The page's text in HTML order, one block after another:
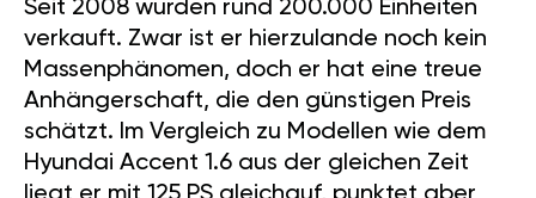
Seit 2008 wurden rund 200.000 Einheiten
verkauft. Zwar ist er hierzulande noch kein
Massenphänomen, doch er hat eine treue
Anhängerschaft, die den günstigen Preis
schätzt. Im Vergleich zu Modellen wie dem
Hyundai Accent 1.6 aus der gleichen Zeit